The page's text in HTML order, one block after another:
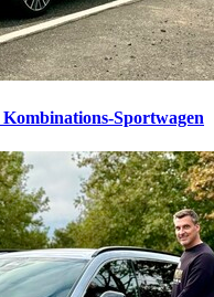
Kombinations-Sportwagen